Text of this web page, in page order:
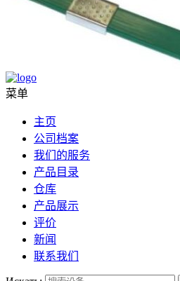
菜单
主页
公司档案
我们的服务
产品目录
仓库
产品展示
评价
新闻
联系我们